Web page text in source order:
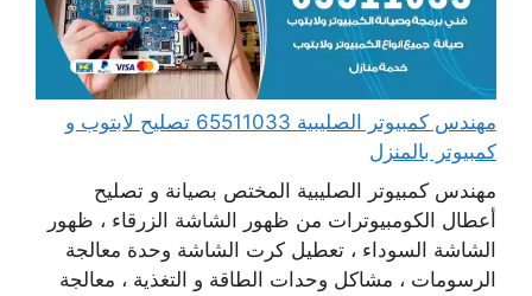
مهندس كمبيوتر الصليبية 65511033 تصليح لابتوب و
كمبيوتر بالمنزل
مهندس كمبيوتر الصليبية المختص بصيانة و تصليح
أعطال الكومبيوترات من ظهور الشاشة الزرقاء ، ظهور
الشاشة السوداء ، تعطيل كرت الشاشة وحدة معالجة
الرسومات ، مشاكل وحدات الطاقة و التغذية ، معالجة